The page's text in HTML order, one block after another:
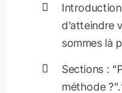
d’atteindre
sommes là
Sections :
méthode